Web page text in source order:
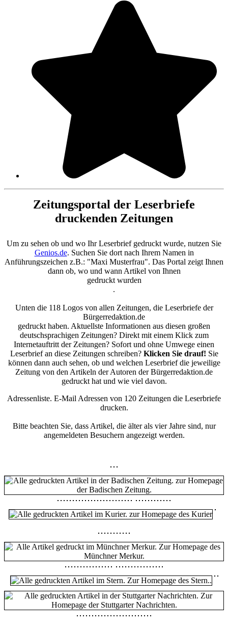
Zeitungsportal der Leserbriefe
druckenden Zeitungen
Um zu sehen ob und wo Ihr Leserbrief gedruckt wurde, nutzen Sie
Genios.de. Suchen Sie dort nach Ihrem Namen in
Anführungszeichen z.B.: "Maxi Musterfrau". Das Portal zeigt Ihnen
dann ob, wo und wann Artikel von Ihnen
gedruckt wurden
.
Unten die 118 Logos von allen Zeitungen, die Leserbriefe der
Bürgerredaktion.de
gedruckt haben. Aktuellste Informationen aus diesen großen
deutschsprachigen Zeitungen? Direkt mit einem Klick zum
Internetauftritt der Zeitungen? Sofort und ohne Umwege einen
Leserbrief an diese Zeitungen schreiben? Klicken Sie drauf! Sie
können dann auch sehen, ob und welchen Leserbrief die jeweilige
Zeitung von den Artikeln der Autoren der Bürgerredaktion.de
gedruckt hat und wie viel davon.
Adressenliste. E-Mail Adressen von 120 Zeitungen die Leserbriefe
drucken.
Bitte beachten Sie, dass Artikel, die älter als vier Jahre sind, nur
angemeldeten Besuchern angezeigt werden.